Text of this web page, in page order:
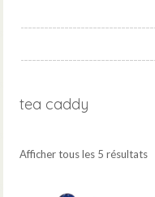
tea caddy
Afficher tous les 5 résultats